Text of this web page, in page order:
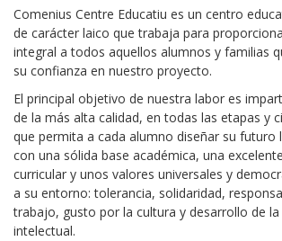
Comenius Centre Educatiu es un centro
de carácter laico que trabaja para
integral a todos aquellos alumnos y familias
su confianza en nuestro proyecto.
El principal objetivo de nuestra labor es
de la más alta calidad, en todas las etapas y
que permita a cada alumno diseñar su futuro
con una sólida base académica, una
curricular y unos valores universales y
a su entorno: tolerancia, solidaridad,
trabajo, gusto por la cultura y desarrollo de la
intelectual.